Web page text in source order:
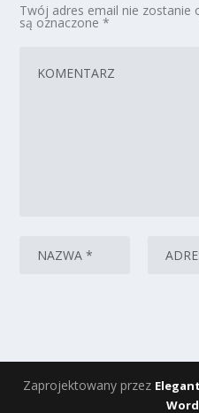
Twój adres email nie zostanie
są oznaczone*
Zaprojektowany przez